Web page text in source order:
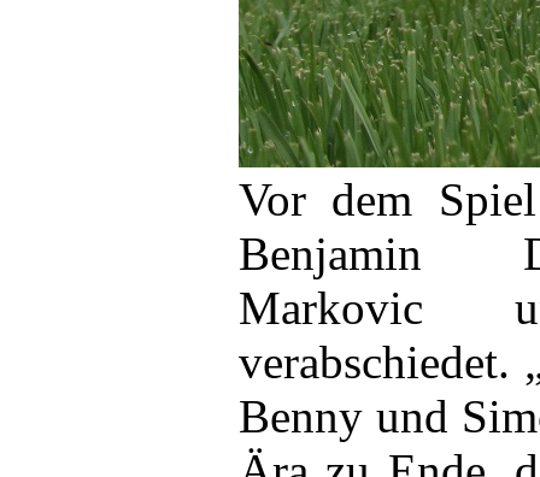
Vor dem
Benjamin
Markovic
verabschiedet.
Benny und